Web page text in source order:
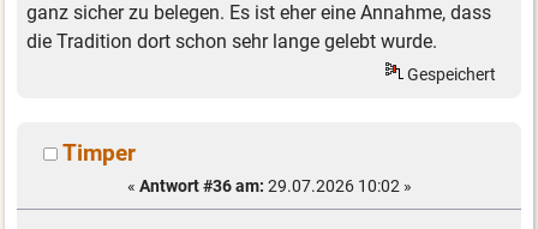
ganz sicher zu belegen. Es ist eher eine Annahme, dass
die Tradition dort schon sehr lange gelebt wurde.
Gespeichert
Timper
« Antwort #36 am: 29.07.2026 10:02 »